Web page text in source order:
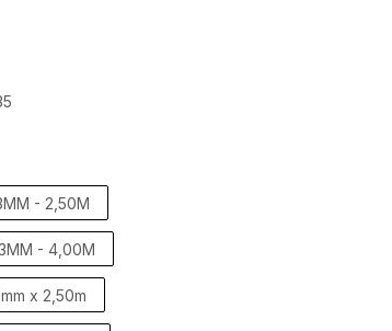
- 2,50M
- 4,00M
x 2,50m